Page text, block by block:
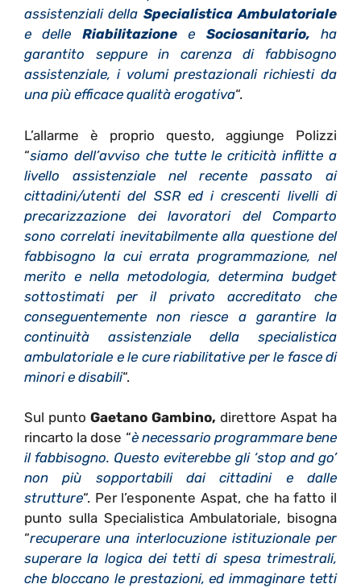
assistenziali della Specialistica Ambulatoriale
e delle Riabilitazionee Sociosanitario, ha
garantito seppure in carenza di fabbisogno
assistenziale, i volumi prestazionali richiesti da
una più efficace qualità erogativa“.
L’allarme è proprio questo, aggiunge Polizzi
“siamo dell’avviso che tutte le criticità inflitte a
livello assistenziale nel recente passato ai
cittadini/utenti del SSR ed i crescenti livelli di
precarizzazione dei lavoratori del Comparto
sono correlati inevitabilmente alla questione del
fabbisogno la cui errata programmazione, nel
merito e nella metodologia, determina budget
sottostimati per il privato accreditato che
conseguentemente non riesce a garantire la
continuità assistenziale della specialistica
ambulatoriale e le cure riabilitative per le fasce di
minori e disabili“.
Sul punto Gaetano Gambino, direttore Aspat ha
rincarto la dose “è necessario programmare bene
il fabbisogno. Questo eviterebbe gli ‘stop and go’
non più sopportabili dai cittadini e dalle
strutture“. Per l’esponente Aspat, che ha fatto il
punto sulla Specialistica Ambulatoriale, bisogna
“recuperare una interlocuzione istituzionale per
superare la logica dei tetti di spesa trimestrali,
che bloccano le prestazioni, ed immaginare tetti